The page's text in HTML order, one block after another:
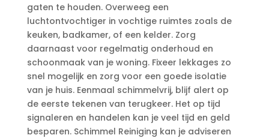
gaten te houden.​ Overweeg een
luchtontvochtiger in vochtige ruimtes zoals de
keuken, badkamer, of een kelder.​ Zorg
daarnaast voor regelmatig onderhoud en
schoonmaak van je woning.​ Fixeer lekkages zo
snel mogelijk en zorg voor een goede isolatie
van je huis.​ Eenmaal schimmelvrij, blijf alert op
de eerste tekenen van terugkeer.​ Het op tijd
signaleren en handelen kan je veel tijd en geld
besparen.​ Schimmel Reiniging kan je adviseren